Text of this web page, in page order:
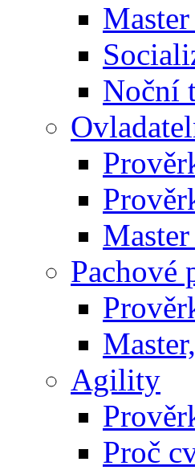
Noční
Pachové
Agility
Proč